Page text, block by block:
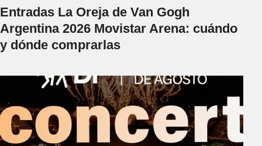
Entradas La Oreja de Van Gogh
Argentina 2026 Movistar Arena: cuándo
y dónde comprarlas